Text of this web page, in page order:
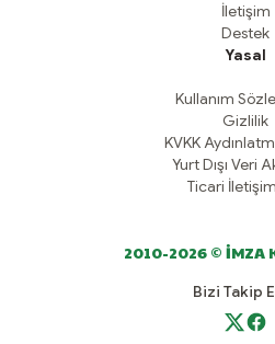
İletişim
Destek
Yasal
Kullanım
Gizlilik
KVKK
Yurt Dışı Veri
Ticari
2010-2026 © İMZA
Bizi Takip